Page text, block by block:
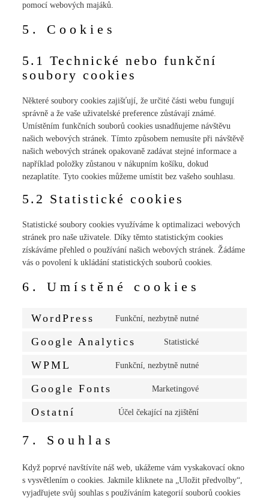
pomocí webových majáků.
5. Cookies
5.1 Technické nebo funkční
soubory cookies
Některé soubory cookies zajišťují, že určité části webu fungují
správně a že vaše uživatelské preference zůstávají známé.
Umístěním funkčních souborů cookies usnadňujeme návštěvu
našich webových stránek. Tímto způsobem nemusíte při návštěvě
našich webových stránek opakovaně zadávat stejné informace a
například položky zůstanou v nákupním košíku, dokud
nezaplatíte. Tyto cookies můžeme umístit bez vašeho souhlasu.
5.2 Statistické cookies
Statistické soubory cookies využíváme k optimalizaci webových
stránek pro naše uživatele. Díky těmto statistickým cookies
získáváme přehled o používání našich webových stránek. Žádáme
vás o povolení k ukládání statistických souborů cookies.
6. Umístěné cookies
WordPress Funkční, nezbytně nutné
Google Analytics Statistické
WPML Funkční, nezbytně nutné
Google Fonts Marketingové
Ostatní Účel čekající na zjištění
7. Souhlas
Když poprvé navštívíte náš web, ukážeme vám vyskakovací okno
s vysvětlením o cookies. Jakmile kliknete na „Uložit předvolby“,
vyjadřujete svůj souhlas s používáním kategorií souborů cookies